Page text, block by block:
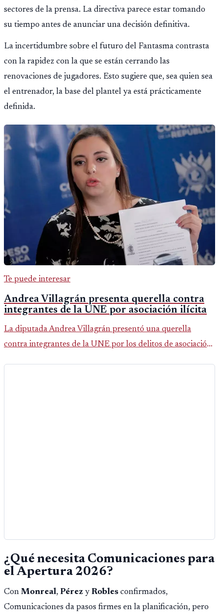
sectores de la prensa. La directiva parece estar tomando
su tiempo antes de anunciar una decisión definitiva.
La incertidumbre sobre el futuro del Fantasma contrasta
con la rapidez con la que se están cerrando las
renovaciones de jugadores. Esto sugiere que, sea quien sea
el entrenador, la base del plantel ya está prácticamente
definida.
Te puede interesar
Andrea Villagrán presenta querella contra
integrantes de la UNE por asociación ilícita
La diputada Andrea Villagrán presentó una querella
contra integrantes de la UNE por los delitos de asociación
¿Qué necesita Comunicaciones para
el Apertura 2026?
Con Monreal, Pérez y Robles confirmados,
Comunicaciones da pasos firmes en la planificación, pero